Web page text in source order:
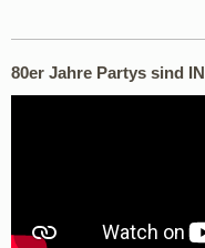
80er Jahre Partys sind IN